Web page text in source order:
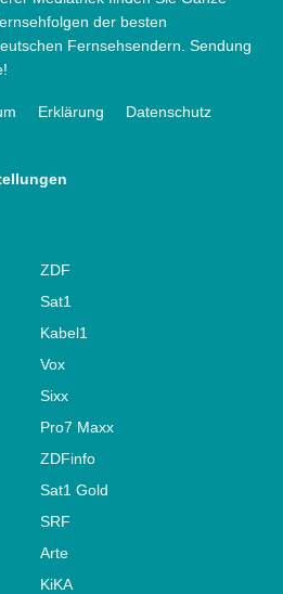
der besten
Fernsehsendern. Sendung
Erklärung
Datenschutz
ZDF
Sat1
Kabel1
Vox
Sixx
Pro7 Maxx
ZDFinfo
Sat1 Gold
SRF
Arte
KiKA